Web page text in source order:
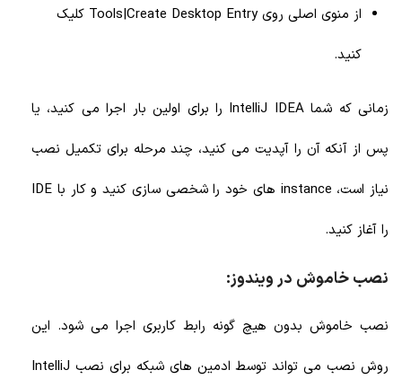
از منوی اصلی روی Tools|Create Desktop Entry کلیک
کنید.
زمانی که شما IntelliJ IDEA را برای اولین بار اجرا می کنید، یا
پس از آنکه آن را آپدیت می کنید، چند مرحله برای تکمیل نصب
نیاز است، instance های خود را شخصی سازی کنید و کار با IDE
را آغاز کنید.
نصب خاموش در ویندوز:
نصب خاموش بدون هیچ گونه رابط کاربری اجرا می شود. این
روش نصب می تواند توسط ادمین های شبکه برای نصب IntelliJ